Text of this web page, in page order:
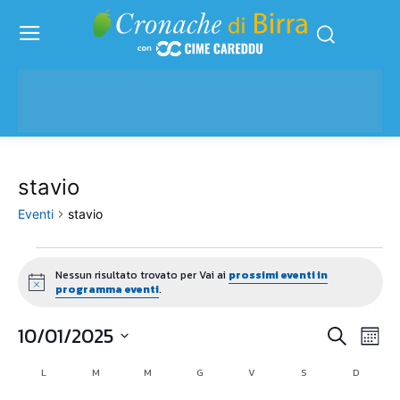
stavio
Eventi stavio
Eventi
Notice
Nessun risultato trovato per Vai ai prossimi eventi in
programma eventi.
Eventi
CercaMese
10/01/2025
Calendario
LLUNEDÌ M M MERCOLEDÌ
G V S D